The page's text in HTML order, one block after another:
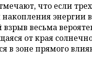
что если
накопления энергии
весьма
от края
в зоне прямого